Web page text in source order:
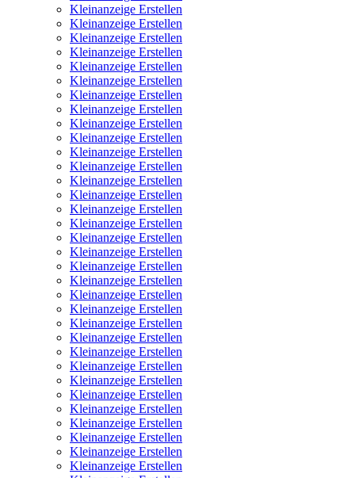
Kleinanzeige Erstellen
Kleinanzeige Erstellen
Kleinanzeige Erstellen
Kleinanzeige Erstellen
Kleinanzeige Erstellen
Kleinanzeige Erstellen
Kleinanzeige Erstellen
Kleinanzeige Erstellen
Kleinanzeige Erstellen
Kleinanzeige Erstellen
Kleinanzeige Erstellen
Kleinanzeige Erstellen
Kleinanzeige Erstellen
Kleinanzeige Erstellen
Kleinanzeige Erstellen
Kleinanzeige Erstellen
Kleinanzeige Erstellen
Kleinanzeige Erstellen
Kleinanzeige Erstellen
Kleinanzeige Erstellen
Kleinanzeige Erstellen
Kleinanzeige Erstellen
Kleinanzeige Erstellen
Kleinanzeige Erstellen
Kleinanzeige Erstellen
Kleinanzeige Erstellen
Kleinanzeige Erstellen
Kleinanzeige Erstellen
Kleinanzeige Erstellen
Kleinanzeige Erstellen
Kleinanzeige Erstellen
Kleinanzeige Erstellen
Kleinanzeige Erstellen